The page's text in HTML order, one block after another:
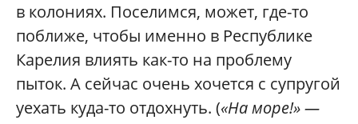
в колониях. Поселимся, может, где-то
поближе, чтобы именно в Республике
Карелия влиять как-то на проблему
пыток. А сейчас очень хочется с супругой
уехать куда-то отдохнуть. («На море!» —